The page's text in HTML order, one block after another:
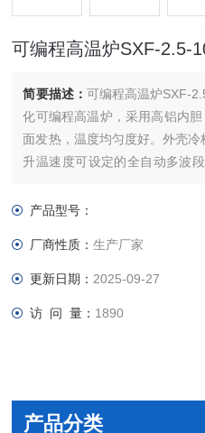
可编程高温炉SXF-2.5-
简要描述： 可编程高温炉SXF-
化可编程高温炉，采用高铝内
面发热，温度均匀度好。外壳
升温速度可设定的全自动多波
有自动恒温及时间控制功能，
产品型号：
厂商性质：生产厂家
更新日期： 2025-09-27
访 问 量： 1890
产品分类